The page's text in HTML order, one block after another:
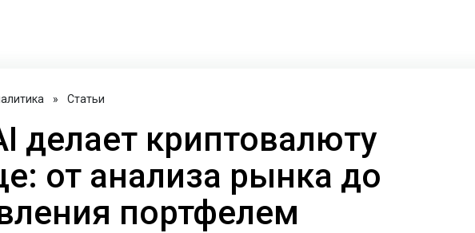
» Статьи
делает криптовалюту
от анализа рынка до
портфелем